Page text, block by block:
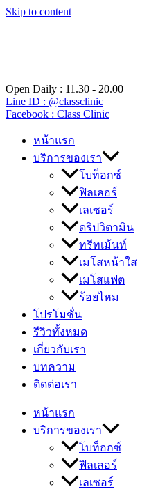
Skip to content
Open Daily : 11.30 - 20.00
Line ID : @classclinic​
Facebook : Class Clinic
หน้าแรก
บริการของเรา
โบท็อกซ์
ฟิลเลอร์
เลเซอร์
ดริปวิตามิน
ทรีทเม้นท์
เมโสหน้าใส
เมโสแฟต
ร้อยไหม
โปรโมชั่น
รีวิวทั้งหมด
เกี่ยวกับเรา
บทความ
ติดต่อเรา
หน้าแรก
บริการของเรา
โบท็อกซ์
ฟิลเลอร์
เลเซอร์